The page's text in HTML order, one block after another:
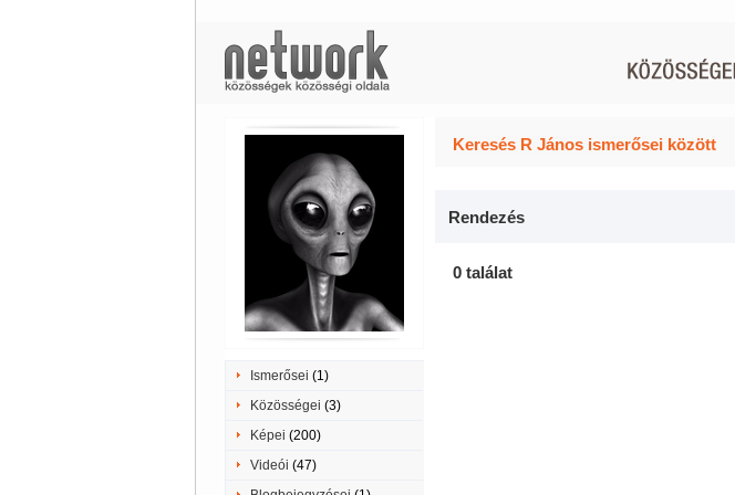
Ismerősei (1)
Közösségei (3)
Képei (200)
Videói (47)
Keresés R János ismerősei között
Rendezés
0 találat